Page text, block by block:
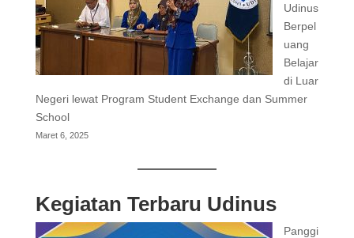
Udinus
Berpel
uang
Belajar
di Luar
Negeri lewat Program Student Exchange dan Summer
School
Maret 6, 2025
Kegiatan Terbaru Udinus
Panggi